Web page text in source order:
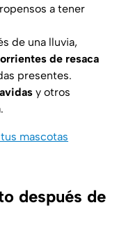
a tener
de una lluvia,
de resaca
presentes.
y otros
mascotas
después de